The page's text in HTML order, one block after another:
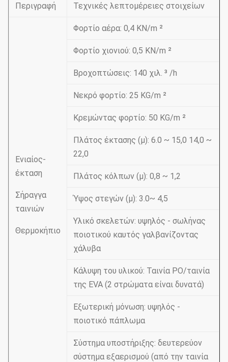
Περιγραφή Τεχνικές λεπτομέρειες στοιχείων
Ενιαίος-
έκταση
Σήραγγα
ταινιών
Θερμοκήπιο
Φορτίο αέρα: 0,4 KN/m ²
Φορτίο χιονιού: 0,5 KN/m ²
Βροχοπτώσεις: 140 χιλ. ³ /h
Νεκρό φορτίο: 25 KG/m ²
Κρεμώντας φορτίο: 50 KG/m ²
Πλάτος έκτασης (μ): 6.0 ~ 15,0 14,0 ~
22,0
Πλάτος κόλπων (μ): 0,8 ~ 1,2
Ύψος στεγών (μ): 3.0~ 4,5
Υλικό σκελετών: υψηλός - σωλήνας
ποιοτικού καυτός γαλβανίζοντας
χάλυβα
Κάλυψη του υλικού: Ταινία PO/ταινία
της EVA (2 στρώματα είναι δυνατά)
Εξωτερική μόνωση: υψηλός -
ποιοτικό πάπλωμα
Σύστημα υποστήριξης: δευτερεύον
σύστημα εξαερισμού (από την ταινία